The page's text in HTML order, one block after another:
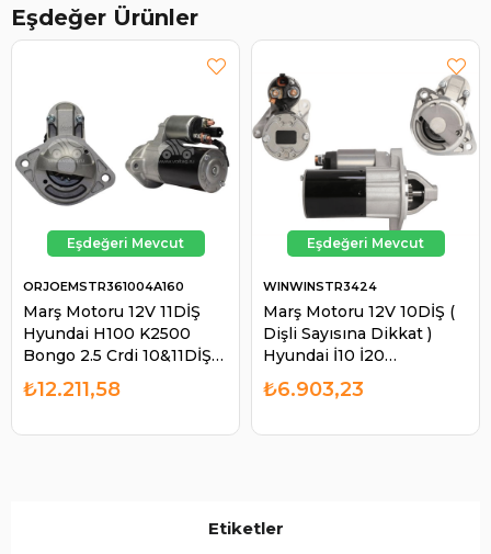
Eşdeğer Ürünler
Marş Motoru 12V 11DİŞ
Hyundai H100 K2500
Bongo 2.5 Crdi 10&11DİŞ
Oluyor Starex H100 | ORJ
OEMSTR361004A160
ORJOEMSTR361004A160
₺12.211,58
Marş Motoru 12V 10DİŞ (
Dişli Sayısına Dikkat )
Hyundai İ10 İ20
3610003401 | WINWIN
STR3424
WINWINSTR3424
₺6.903,23
Etiketler